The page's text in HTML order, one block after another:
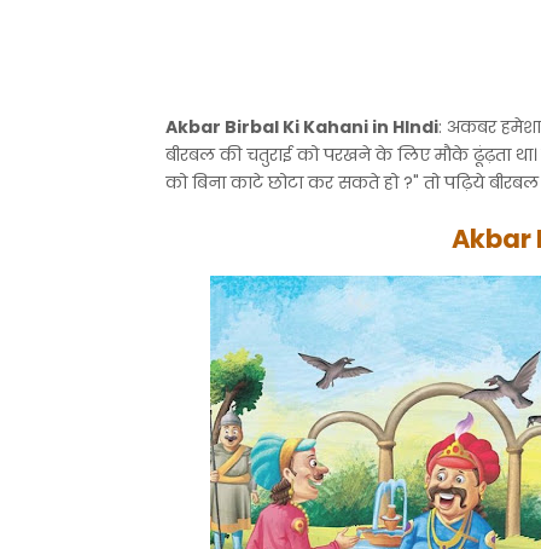
Akbar Birbal Ki Kahani in HIndi: अकबर हमेशा
बीरबल की चतुराई को परखने के लिए मौके ढूंढ़ता
को बिना काटे छोटा कर सकते हो ?" तो पढ़िये
Akbar